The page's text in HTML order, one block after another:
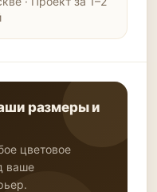
размеры и
цветовое
ваше